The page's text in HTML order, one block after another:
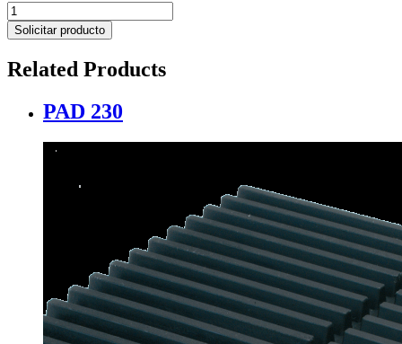
MULTIPAD
cantidad
Solicitar producto
Related Products
PAD 230